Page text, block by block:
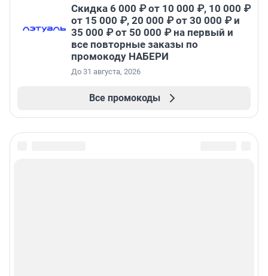
Скидка 6 000 ₽ от 10 000 ₽, 10 000 ₽
от 15 000 ₽, 20 000 ₽ от 30 000 ₽ и
35 000 ₽ от 50 000 ₽ на первый и
все повторные заказы по
промокоду НАБЕРИ
До 31 августа, 2026
Все промокоды